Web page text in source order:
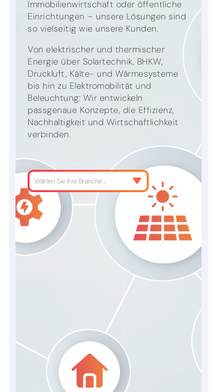
Immobilienwirtschaft oder öffentliche
Einrichtungen – unsere Lösungen sind
so vielseitig wie unsere Kunden.
Von elektrischer und thermischer
Energie über Solartechnik, BHKW,
Druckluft, Kälte- und Wärmesysteme
bis hin zu Elektromobilität und
Beleuchtung: Wir entwickeln
passgenaue Konzepte, die Effizienz,
Nachhaltigkeit und Wirtschaftlichkeit
verbinden.
Wählen Sie Ihre Branche ...